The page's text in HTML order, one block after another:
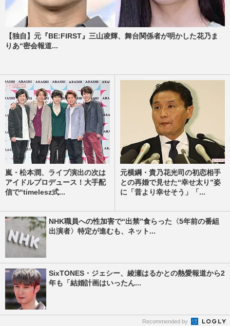
【独自】元『BE:FIRST』三山凌輝、舞台関係者が明かした花乃ま
りあ“密会報道...
嵐・松本潤、ライブ演出の次は
アイドルプロデュース！大手配
信で“timelesz式...
元横綱・貴乃花光司の初恋相手
との再婚で見せた“幸せ太り”姿
に「昔より幸せそう」「...
NHK職員への性加害で“出禁”食らった〈5年前の番組
出演者〉特定が進むも、ネット...
SixTONES・ジェシー、綾瀬はるかとの熱愛報道から2
年も「結婚計画はいったん...
Recommended by